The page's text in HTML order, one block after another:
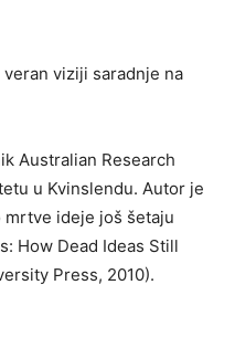
viziji saradnje na
Australian Research
u Kvinslendu. Autor je
mrtve ideje još šetaju
How Dead Ideas Still
Press, 2010).